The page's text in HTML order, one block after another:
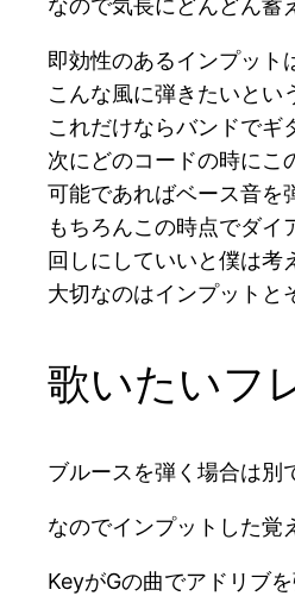
なので気長にどんどん蓄
即効性のあるインプット
こんな風に弾きたいとい
これだけならバンドでギ
次にどのコードの時にこ
可能であればベース音を
もちろんこの時点でダ
回しにしていいと僕は考
大切なのはインプットと
歌いたいフ
ブルースを弾く場合は別
なのでインプットした覚
KeyがGの曲でアドリブ